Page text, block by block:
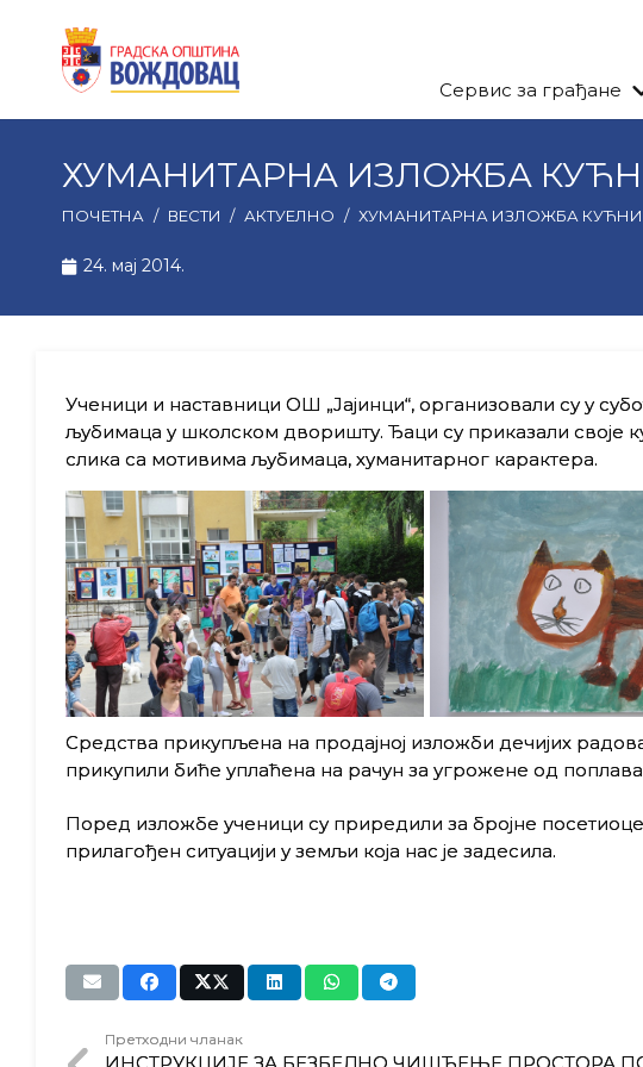
Сервис за грађане
ХУМАНИТАРНА ИЗЛОЖБА
ПОЧЕТНА / ВЕСТИ / АКТУЕЛНО / ХУМАНИТАРНА ИЗЛОЖБА
24. мај 2014.
Ученици и наставници ОШ „Јајинци“, организовали су у
љубимаца у школском дворишту. Ђаци су приказали своје
слика са мотивима љубимаца, хуманитарног карактера.
Средства прикупљена на продајној изложби дечијих
прикупили биће уплаћена на рачун за угрожене од
Поред изложбе ученици су приредили за бројне
прилагођен ситуацији у земљи која нас је задесила.
Претходни чланак